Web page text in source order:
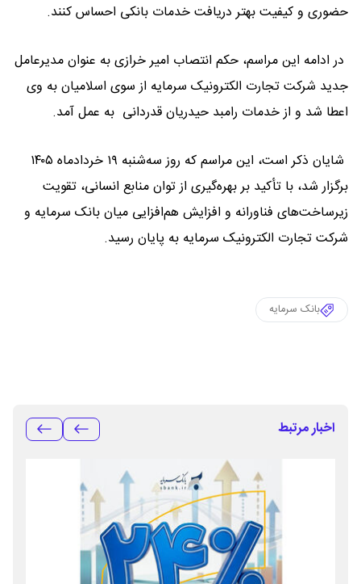
حضوری و کیفیت بهتر دریافت خدمات بانکی احساس کنند.
در ادامه این مراسم، حکم انتصاب امیر خرازی به عنوان مدیرعامل
جدید شرکت تجارت الکترونیک سرمایه از سوی اسلامیان به وی
اعطا شد و از خدمات رامبد حیدریان قدردانی به عمل آمد.
شایان ذکر است، این مراسم که روز سه‌شنبه ۱۹ خردادماه ۱۴۰۵
برگزار شد، با تأکید بر بهره‌گیری از توان منابع انسانی، تقویت
زیرساخت‌های فناورانه و افزایش هم‌افزایی میان بانک سرمایه و
شرکت تجارت الکترونیک سرمایه به پایان رسید.
بانک سرمایه
اخبار مرتبط